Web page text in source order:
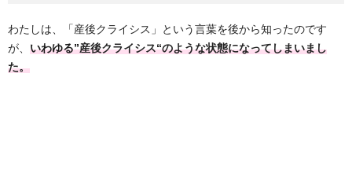
わたしは、「産後クライシス」という言葉を後から知ったのです
が、 いわゆる”産後クライシス“のような状態になってしまいまし
た。